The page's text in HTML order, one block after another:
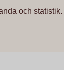
och statistik.